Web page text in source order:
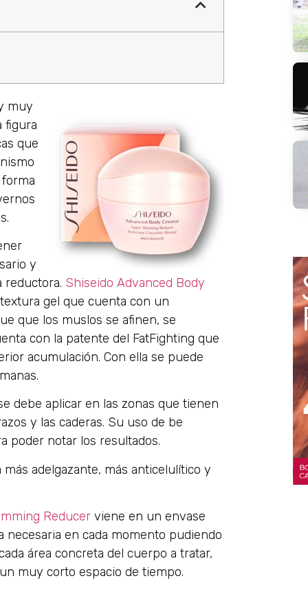
muy
figura
que
y
reductora. Shiseido Advanced Body
gel que cuenta con un
que los muslos se afinen, se
con la patente del FatFighting que
acumulación. Con ella se puede
debe aplicar en las zonas que tienen
y las caderas. Su uso de be
poder notar los resultados.
adelgazante, más anticelulítico y
Reducer viene en un envase
necesaria en cada momento pudiendo
área concreta del cuerpo a tratar,
muy corto espacio de tiempo.